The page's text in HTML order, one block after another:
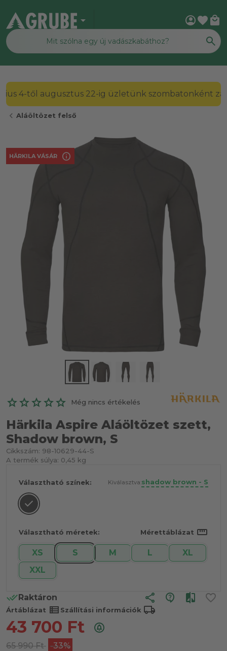
arrow_drop_down account_circlefavorite local_mall
2026. július 4-től augusztus 22-ig üzletünk
chevron_left Aláöltözet felső
HÄRKILA VÁSÁR info
Még nincs értékelés
Härkila Aspire Aláöltözet szett,
Shadow brown, S
Cikkszám: 98-10629-44-S
A termék súlya: 0,45 kg
Választható színek: Kiválasztva:shadow brown - S
Választható méretek: Mérettáblázat straighten
XS S M L
XL
XXL
Raktáron share
Ártáblázat view_list Szállítási információk local_shipping
43 700 Ft
65 990 Ft -33%